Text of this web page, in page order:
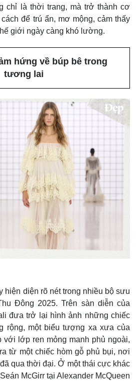
chỉ là thời trang, mà trở thành cơ
để trú ẩn, mơ mộng, cảm thấy
giới ngày càng khó lường.
hứng về búp bê trong
tương lai
hiện diện rõ nét trong nhiều bộ sưu
Đông 2025. Trên sàn diễn của
đưa trở lại hình ảnh những chiếc
rộng, một biểu tượng xa xưa của
lớp ren mỏng manh phủ ngoài,
từ một chiếc hòm gỗ phủ bụi, nơi
qua thời đại. Ở một thái cực khác
McGirr tại Alexander McQueen